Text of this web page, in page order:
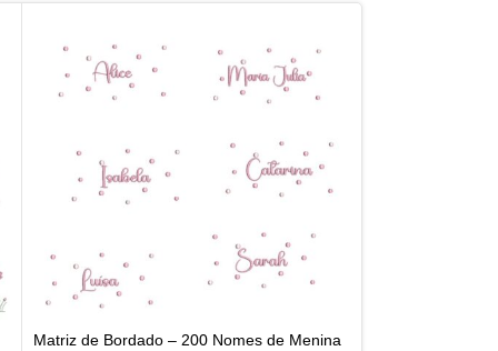
Matriz de Bordado – 200 Nomes de Menina